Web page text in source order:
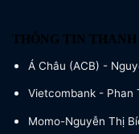
THÔNG TIN THANH
Á Châu (ACB) -
Vietcombank - Phan
Momo-Nguyễn Thị